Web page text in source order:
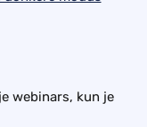
webinars, kun je